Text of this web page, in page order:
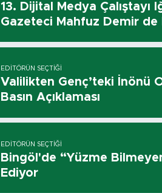
13. Dijital Medya Çalıştayı
Gazeteci Mahfuz Demir de
EDITÖRÜN SEÇTIĞI
Valilikten Genç’teki İnönü
Basın Açıklaması
EDITÖRÜN SEÇTIĞI
Bingöl'de “Yüzme
Ediyor